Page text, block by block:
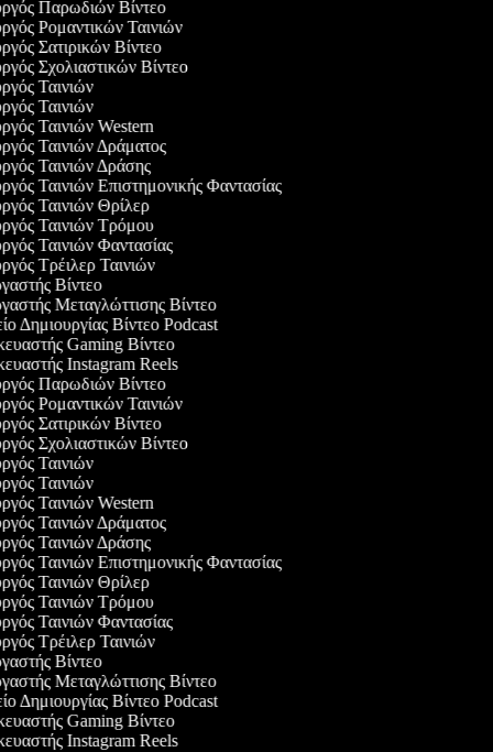
Παρωδιών Βίντεο
Ρομαντικών Ταινιών
Σατιρικών Βίντεο
Σχολιαστικών Βίντεο
Ταινιών
Ταινιών
Ταινιών Western
Ταινιών Δράματος
Ταινιών Δράσης
Ταινιών Επιστημονικής Φαντασίας
Ταινιών Θρίλερ
Ταινιών Τρόμου
Ταινιών Φαντασίας
Τρέιλερ Ταινιών
Βίντεο
Μεταγλώττισης Βίντεο
Δημιουργίας Βίντεο Podcast
Gaming Βίντεο
Instagram Reels
Παρωδιών Βίντεο
Ρομαντικών Ταινιών
Σατιρικών Βίντεο
Σχολιαστικών Βίντεο
Ταινιών
Ταινιών
Ταινιών Western
Ταινιών Δράματος
Ταινιών Δράσης
Ταινιών Επιστημονικής Φαντασίας
Ταινιών Θρίλερ
Ταινιών Τρόμου
Ταινιών Φαντασίας
Τρέιλερ Ταινιών
Βίντεο
Μεταγλώττισης Βίντεο
Δημιουργίας Βίντεο Podcast
Gaming Βίντεο
Instagram Reels